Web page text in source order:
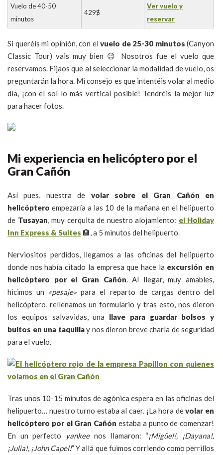
Vuelo de 40-50
minutos
429$
Ver vuelo y
reservar
Si queréis mi opinión, con elvuelo de 25-30 minutos (Canyon
Classic Tour) vais muy bien 😉 Nosotros fue el vuelo que
reservamos. Fijaos que al seleccionar la modalidad de vuelo, os
preguntarán la hora. Mi consejo es que intentéis volar al medio
día, ¡con el sol lo más vertical posible! Tendréis la mejor luz
para hacer fotos.
Mi experiencia en helicóptero por el
Gran Cañón
Así pues, nuestra de volar sobre el Gran Cañón en
helicóptero empezaría a las 10 de la mañana en el helipuerto
de Tusayan, muy cerquita de nuestro alojamiento: el Holiday
Inn Express & Suites 🏨, a 5 minutos del helipuerto.
Nerviositos perdidos, llegamos a las oficinas del helipuerto
donde nos había citado la empresa que hace la excursión en
helicóptero por el Gran Cañón. Al llegar, muy amables,
hicimos un «pesaje» para el reparto de cargas dentro del
helicóptero, rellenamos un formulario y tras esto, nos dieron
los equipos salvavidas, una llave para guardar bolsos y
bultos en una taquillay nos dieron breve charla de seguridad
para el vuelo.
Tras unos 10-15 minutos de agónica espera en las oficinas del
helipuerto… nuestro turno estaba al caer. ¡La hora devolar en
helicóptero por el Gran Cañón estaba a punto de comenzar!
En un perfecto
yankeenos llamaron: “¡Migüel!, ¡Dayana!,
¡Julia!, ¡John Capel!” Y allá que fuimos corriendo como perrillos